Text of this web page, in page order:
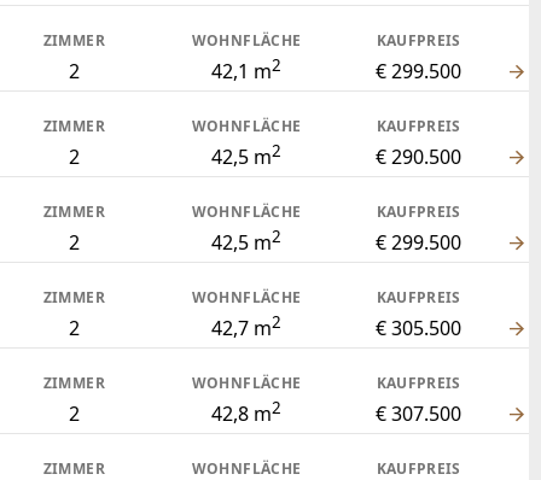
ZIMMER
2
WOHNFLÄCHE
42,1 m2
KAUFPREIS
€ 299.500
ZIMMER
2
WOHNFLÄCHE
42,5 m2
KAUFPREIS
€ 290.500
ZIMMER
2
WOHNFLÄCHE
42,5 m2
KAUFPREIS
€ 299.500
ZIMMER
2
WOHNFLÄCHE
42,7 m2
KAUFPREIS
€ 305.500
ZIMMER
2
WOHNFLÄCHE
42,8 m2
KAUFPREIS
€ 307.500
ZIMMER WOHNFLÄCHE KAUFPREIS